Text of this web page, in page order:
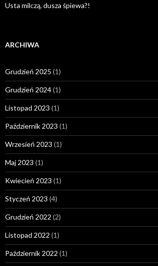
Usta milczą, dusza śpiewa?!
ARCHIWA
Grudzień 2025 (1)
Grudzień 2024(1)
Listopad 2023 (1)
Październik 2023 (1)
Wrzesień 2023 (1)
Maj 2023 (1)
Kwiecień 2023 (1)
Styczeń 2023 (4)
Grudzień 2022 (2)
Listopad 2022 (1)
Październik 2022 (1)